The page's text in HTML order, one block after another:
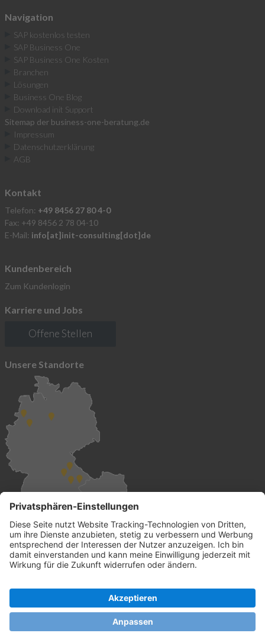
Navigation
SAP kostenlos testen
SAP Business One
SAP Business One Kosten
Branchen
Lösungen
Business One Blog
Download init Support
Sitemap der business-one-beratung.de
Impressum
Datenschutzerklärung
AGB
Kontakt
Telefon: +49 8456 27 80 4-0
Fax: +49 8456 2 78 04-10
E-Mail: info[at]init-consulting[dot]de
Kundenbereich
Zum Kundenlogin
Karriere und Jobs
Offene Stellen
Unsere Standorte
Global vertreten
und überall für Sie da.
© 2026 init-consulting AG • Ruppertswies 14 • 85092 Kösching •
Germany